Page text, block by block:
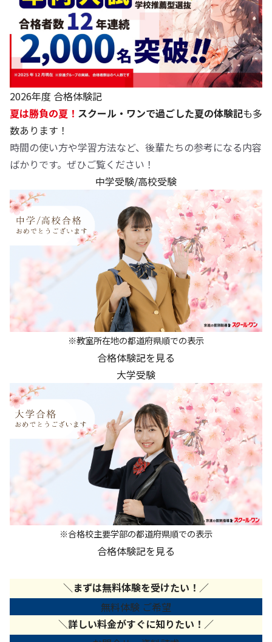
2026年度 合格体験記
夏は勝負の夏！ スクール・ワンで過ごした夏の体験記も多
数あります！
時間の使い方や学習方法など、後輩たちの参考になる内容
ばかりです。ぜひご覧ください！
中学受験/高校受験
※教室所在地の都道府県順での表示
合格体験記を見る
大学受験
※合格校主要学部の都道府県順での表示
合格体験記を見る
＼まずは無料体験を受けたい！ ／
無料体験 ご希望
＼詳しい料金がすぐに知りたい！ ／